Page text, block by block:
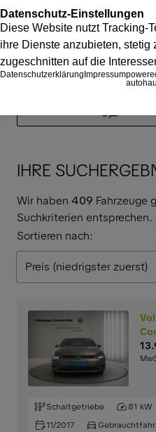
IHRE
Wir haben 409 Fahrzeuge
Suchkriterien entsprechen.
Sortieren nach:
Schaltgetriebe 81 kW
11/2017